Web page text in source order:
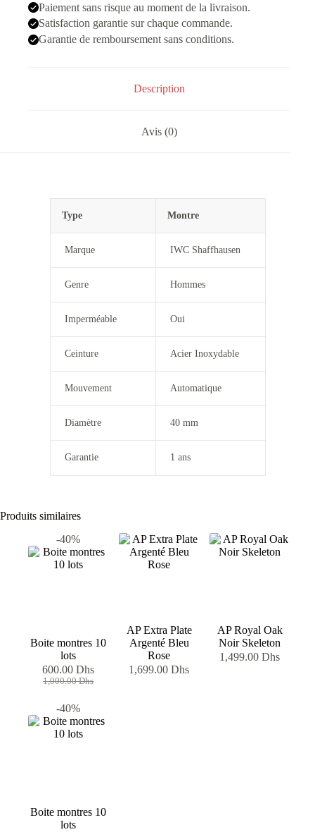
Automatique
Paiement sans risque au moment de la livraison.
Satisfaction garantie sur chaque commande.
Garantie de remboursement sans conditions.
Description
Avis (0)
Type Montre
Marque IWC Shaffhausen
Genre Hommes
Imperméable Oui
Ceinture Acier Inoxydable
Mouvement Automatique
Diamètre 40 mm
Garantie 1 ans
Produits similaires
-40%
Boite montres 10
lots
1,000.00Dhs
Le
initial
était :
1,000.00 Dhs.
600.00Dhs
Le
actuel
est :
600.00 Dhs.
AP Extra Plate
Argenté Bleu
Rose
1,699.00Dhs
AP Royal Oak
Noir Skeleton
1,499.00Dhs
-40%
Boite montres 10
lots